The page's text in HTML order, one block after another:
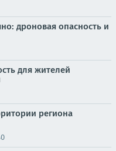
дроновая опасность и
для жителей
региона